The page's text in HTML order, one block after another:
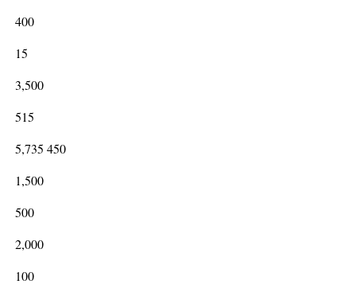
400
15
3,500
515
5,735 450
1,500
500
2,000
100